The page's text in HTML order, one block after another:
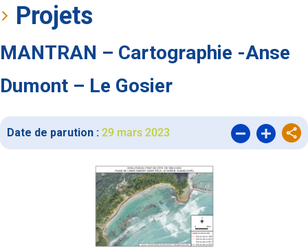
Projets
MANTRAN – Cartographie -Anse
Dumont – Le Gosier
Date de parution : 29 mars 2023